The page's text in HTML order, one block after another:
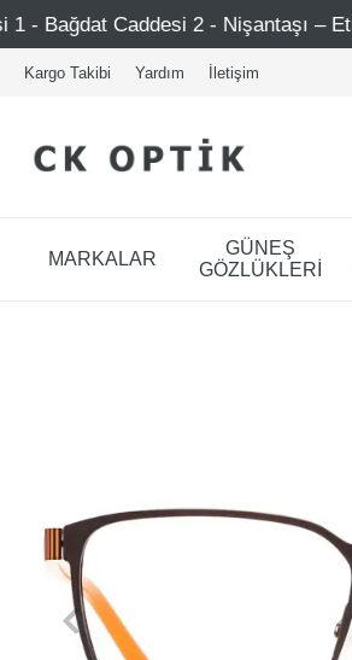
2 - Nişantaşı – Etiler – Ataşehir
Kargo Takibi Yardım İletişim
MARKALAR
GÜNEŞ
GÖZLÜKLERİ